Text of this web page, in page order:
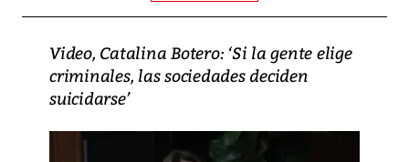
Video, Catalina Botero: ‘Si la gente elige
criminales, las sociedades deciden
suicidarse’